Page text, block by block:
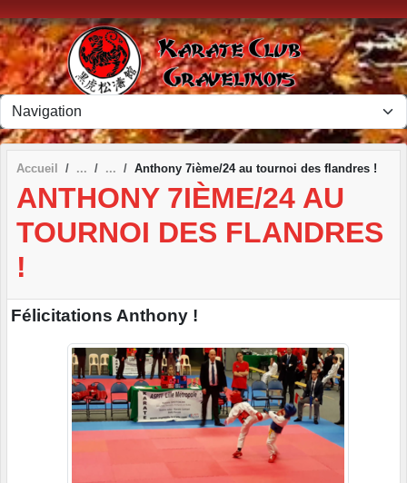
Accueil Anthony 7ième/24 au tournoi des flandres !
ANTHONY 7IÈME/24 AU
TOURNOI DES FLANDRES
!
Félicitations Anthony !